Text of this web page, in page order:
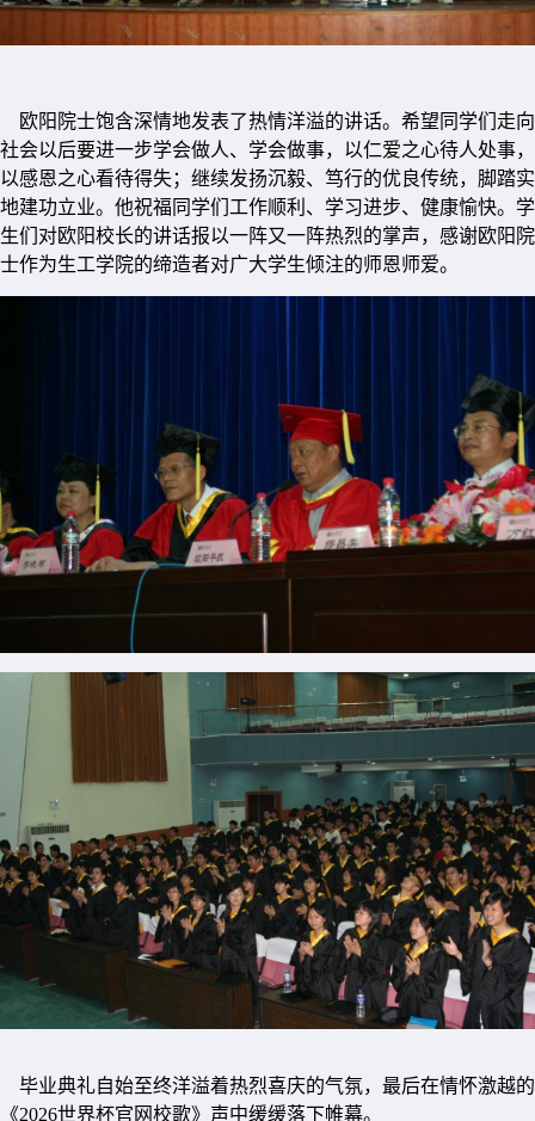
欧阳院士饱含深情地发表了热情洋溢的讲话。希望同学们走向
社会以后要进一步学会做人、学会做事，以仁爱之心待人处事，
以感恩之心看待得失；继续发扬沉毅、笃行的优良传统，脚踏实
地建功立业。他祝福同学们工作顺利、学习进步、健康愉快。学
生们对欧阳校长的讲话报以一阵又一阵热烈的掌声，感谢欧阳院
士作为生工学院的缔造者对广大学生倾注的师恩师爱。
毕业典礼自始至终洋溢着热烈喜庆的气氛，最后在情怀激越的
《2026世界杯官网校歌》声中缓缓落下帷幕。